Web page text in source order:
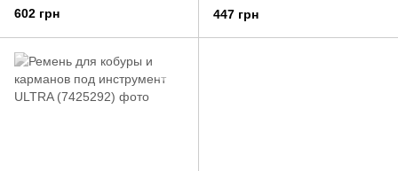
602 грн 447 грн